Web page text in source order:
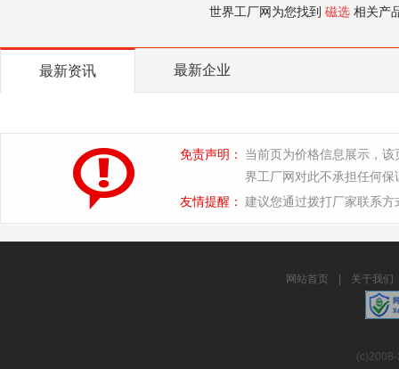
世界工厂网为您找到 磁选 相关产
最新资讯 最新企业
免责声明：
当前页为价格信息展示，
界工厂网对此不承担任何保
友情提醒： 建议您通过拨打厂家联系
网站首页 关于我们